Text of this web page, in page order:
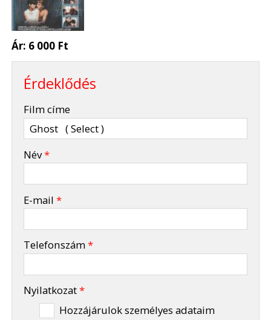
Ár: 6 000 Ft
Érdeklődés
Film címe
Név*
E-mail*
Telefonszám*
Nyilatkozat*
Hozzájárulok személyes adataim